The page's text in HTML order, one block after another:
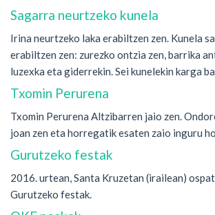
Sagarra neurtzeko kunela
Irina neurtzeko laka erabiltzen zen. Kunela
erabiltzen zen: zurezko ontzia zen, barrika
luzexka eta giderrekin. Sei kunelekin karga
Txomin Perurena
Txomin Perurena Altzibarren jaio zen.
joan zen eta horregatik esaten zaio inguru
Gurutzeko festak
2016. urtean, Santa Kruzetan (irailean)
Gurutzeko festak.